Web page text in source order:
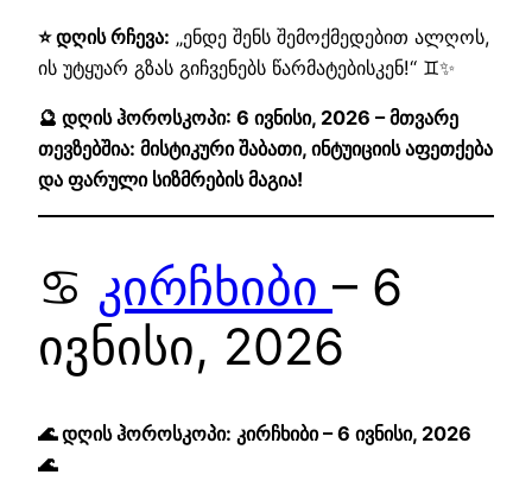
⭐ დღის რჩევა: „ენდე შენს შემოქმედებით ალღოს,
ის უტყუარ გზას გიჩვენებს წარმატებისკენ!“ ♊✨
🔮 დღის ჰოროსკოპი: 6 ივნისი, 2026 – მთვარე
თევზებშია: მისტიკური შაბათი, ინტუიციის აფეთქება
და ფარული სიზმრების მაგია!
♋ კირჩხიბი – 6
ივნისი, 2026
🌊 დღის ჰოროსკოპი: კირჩხიბი – 6 ივნისი, 2026
🌊